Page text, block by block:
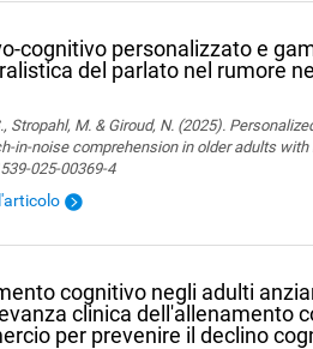
cognitivo personalizzato e
del parlato nel rumore
Stropahl, M. & Giroud, N. (2025).
in-noise comprehension in older adults with
025-00369-4
cognitivo negli adulti
clinica dell'allenamento
per prevenire il declino